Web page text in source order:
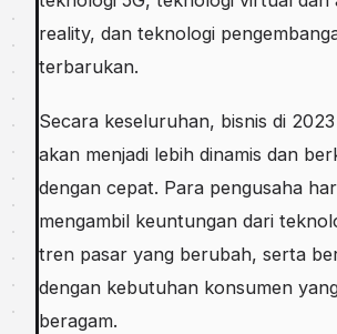
reality, dan teknologi
terbarukan.
Secara keseluruhan, bisnis di
akan menjadi lebih dinamis dan
dengan cepat. Para pengusaha
mengambil keuntungan dari
tren pasar yang berubah, serta
dengan kebutuhan konsumen
beragam.